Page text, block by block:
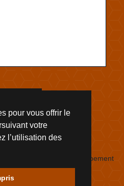
pour vous offrir le
votre
l’utilisation des
droits réservés - Développement
Mentions légales